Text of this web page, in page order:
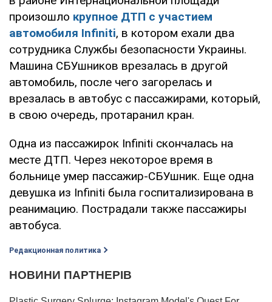
произошло крупное ДТП с участием
автомобиля Infiniti, в котором ехали два
сотрудника Службы безопасности Украины.
Машина СБУшников врезалась в другой
автомобиль, после чего загорелась и
врезалась в автобус с пассажирами, который,
в свою очередь, протаранил кран.
Одна из пассажирок Infiniti скончалась на
месте ДТП. Через некоторое время в
больнице умер пассажир-СБУшник. Еще одна
девушка из Infiniti была госпитализирована в
реанимацию. Пострадали также пассажиры
автобуса.
Редакционная политика